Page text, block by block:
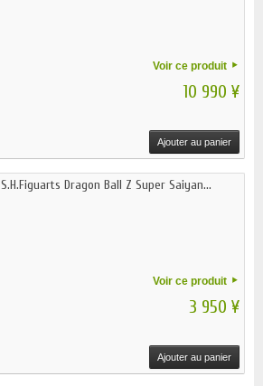
Voir ce produit
10 990 ¥
Ajouter au panier
S.H.Figuarts Dragon Ball Z Super Saiyan...
Voir ce produit
3 950 ¥
Ajouter au panier